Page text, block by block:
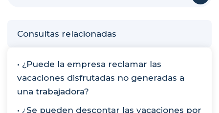
Consultas relacionadas
• ¿Puede la empresa reclamar las
vacaciones disfrutadas no generadas a
una trabajadora?
• ¿Se pueden descontar las vacaciones por